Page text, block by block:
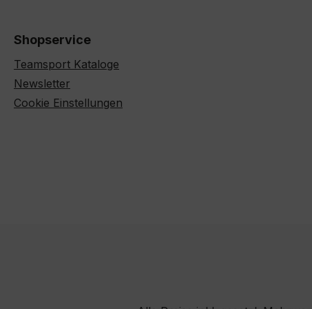
Shopservice
Teamsport Kataloge
Newsletter
Cookie Einstellungen